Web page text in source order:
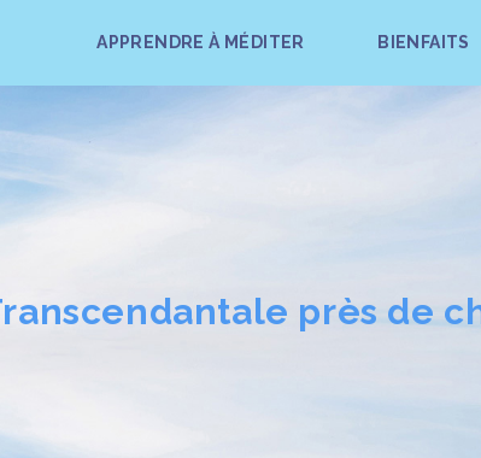
APPRENDRE À MÉDITER BIENFAITS
près de